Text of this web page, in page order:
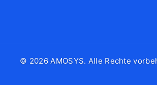
© 2026 AMOSYS. Alle Rechte